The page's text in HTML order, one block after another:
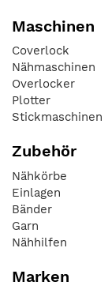
Maschinen
Coverlock
Nähmaschinen
Overlocker
Plotter
Stickmaschinen
Zubehör
Nähkörbe
Einlagen
Bänder
Garn
Nähhilfen
Marken